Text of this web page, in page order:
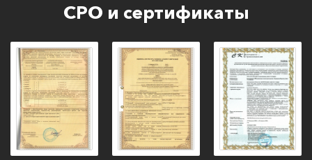
СРО и сертификаты